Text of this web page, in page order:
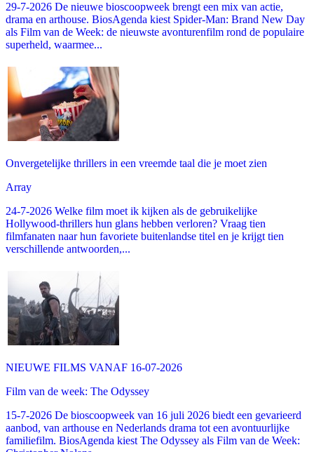
29-7-2026 De nieuwe bioscoopweek brengt een mix van actie,
drama en arthouse. BiosAgenda kiest Spider-Man: Brand New Day
als Film van de Week: de nieuwste avonturenfilm rond de populaire
superheld, waarmee...
Onvergetelijke thrillers in een vreemde taal die je moet zien
Array
24-7-2026 Welke film moet ik kijken als de gebruikelijke
Hollywood-thrillers hun glans hebben verloren? Vraag tien
filmfanaten naar hun favoriete buitenlandse titel en je krijgt tien
verschillende antwoorden,...
NIEUWE FILMS VANAF 16-07-2026
Film van de week: The Odyssey
15-7-2026 De bioscoopweek van 16 juli 2026 biedt een gevarieerd
aanbod, van arthouse en Nederlands drama tot een avontuurlijke
familiefilm. BiosAgenda kiest The Odyssey als Film van de Week: